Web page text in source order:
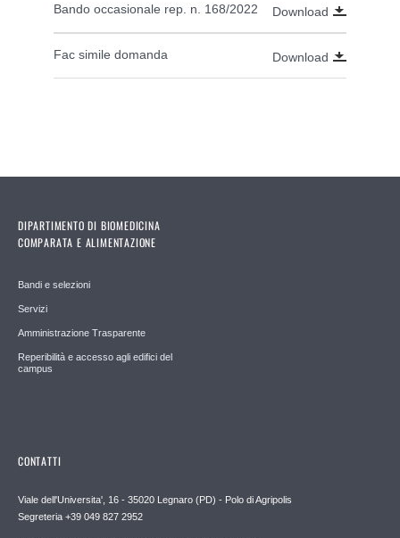
Bando occasionale rep. n. 168/2022 Download
Fac simile domanda Download
DIPARTIMENTO DI BIOMEDICINA
COMPARATA E ALIMENTAZIONE
Bandi e selezioni
Servizi
Amministrazione Trasparente
Reperibilità e accesso agli edifici del
campus
CONTATTI
Viale dell'Universita', 16 - 35020 Legnaro (PD) - Polo di Agripolis
Segreteria +39 049 827 2952